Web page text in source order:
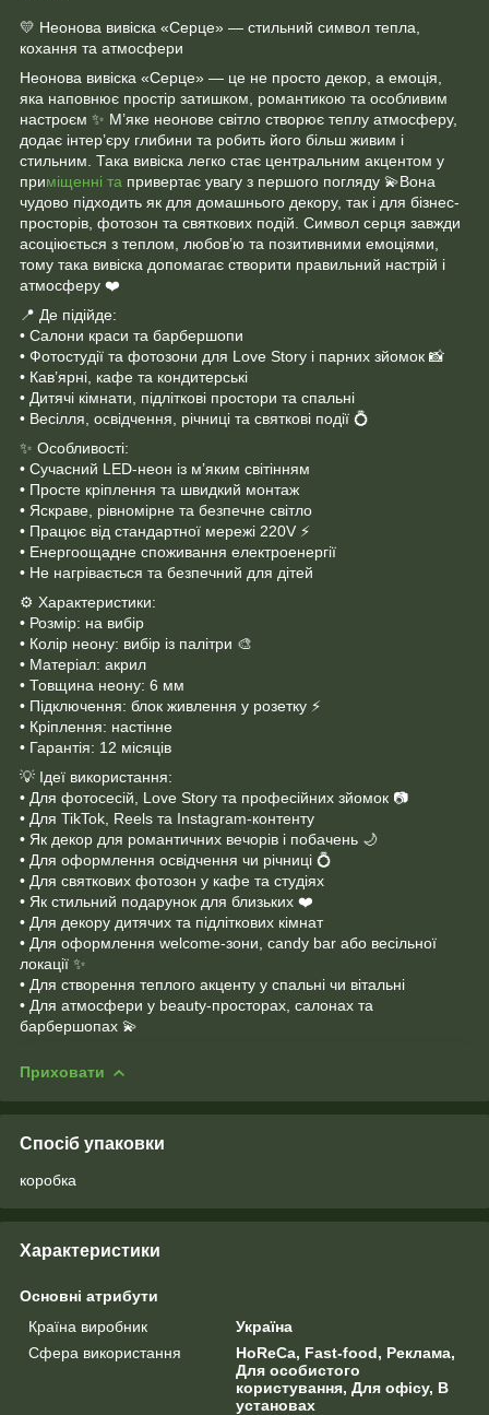
💛 Неонова вивіска «Серце» — стильний символ тепла,
кохання та атмосфери
Неонова вивіска «Серце» — це не просто декор, а емоція,
яка наповнює простір затишком, романтикою та особливим
настроєм ✨ М’яке неонове світло створює теплу атмосферу,
додає інтер’єру глибини та робить його більш живим і
стильним. Така вивіска легко стає центральним акцентом у
приміщенні та привертає увагу з першого погляду 💫Вона
чудово підходить як для домашнього декору, так і для бізнес-
просторів, фотозон та святкових подій. Символ серця завжди
асоціюється з теплом, любов’ю та позитивними емоціями,
тому така вивіска допомагає створити правильний настрій і
атмосферу ❤️
📍 Де підійде:
• Салони краси та барбершопи
• Фотостудії та фотозони для Love Story і парних зйомок 📸
• Кав’ярні, кафе та кондитерські
• Дитячі кімнати, підліткові простори та спальні
• Весілля, освідчення, річниці та святкові події 💍
✨ Особливості:
• Сучасний LED-неон із м’яким світінням
• Просте кріплення та швидкий монтаж
• Яскраве, рівномірне та безпечне світло
• Працює від стандартної мережі 220V ⚡
• Енергоощадне споживання електроенергії
• Не нагрівається та безпечний для дітей
⚙️ Характеристики:
• Розмір: на вибір
• Колір неону: вибір із палітри 🎨
• Матеріал: акрил
• Товщина неону: 6 мм
• Підключення: блок живлення у розетку ⚡
• Кріплення: настінне
• Гарантія: 12 місяців
💡 Ідеї використання:
• Для фотосесій, Love Story та професійних зйомок 📷
• Для TikTok, Reels та Instagram-контенту
• Як декор для романтичних вечорів і побачень 🌙
• Для оформлення освідчення чи річниці 💍
• Для святкових фотозон у кафе та студіях
• Як стильний подарунок для близьких ❤️
• Для декору дитячих та підліткових кімнат
• Для оформлення welcome-зони, candy bar або весільної
локації ✨
• Для створення теплого акценту у спальні чи вітальні
• Для атмосфери у beauty-просторах, салонах та
барбершопах 💫
Приховати
Спосіб упаковки
коробка
Характеристики
Основні атрибути
Країна виробник
Україна
Сфера використання
HoReCa, Fast-food, Реклама,
Для особистого
користування, Для офісу, В
установах